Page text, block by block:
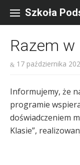
content
Szkoła
Razem w
17 października
Informujemy, że
programie
doświadczeniem
Klasie”,